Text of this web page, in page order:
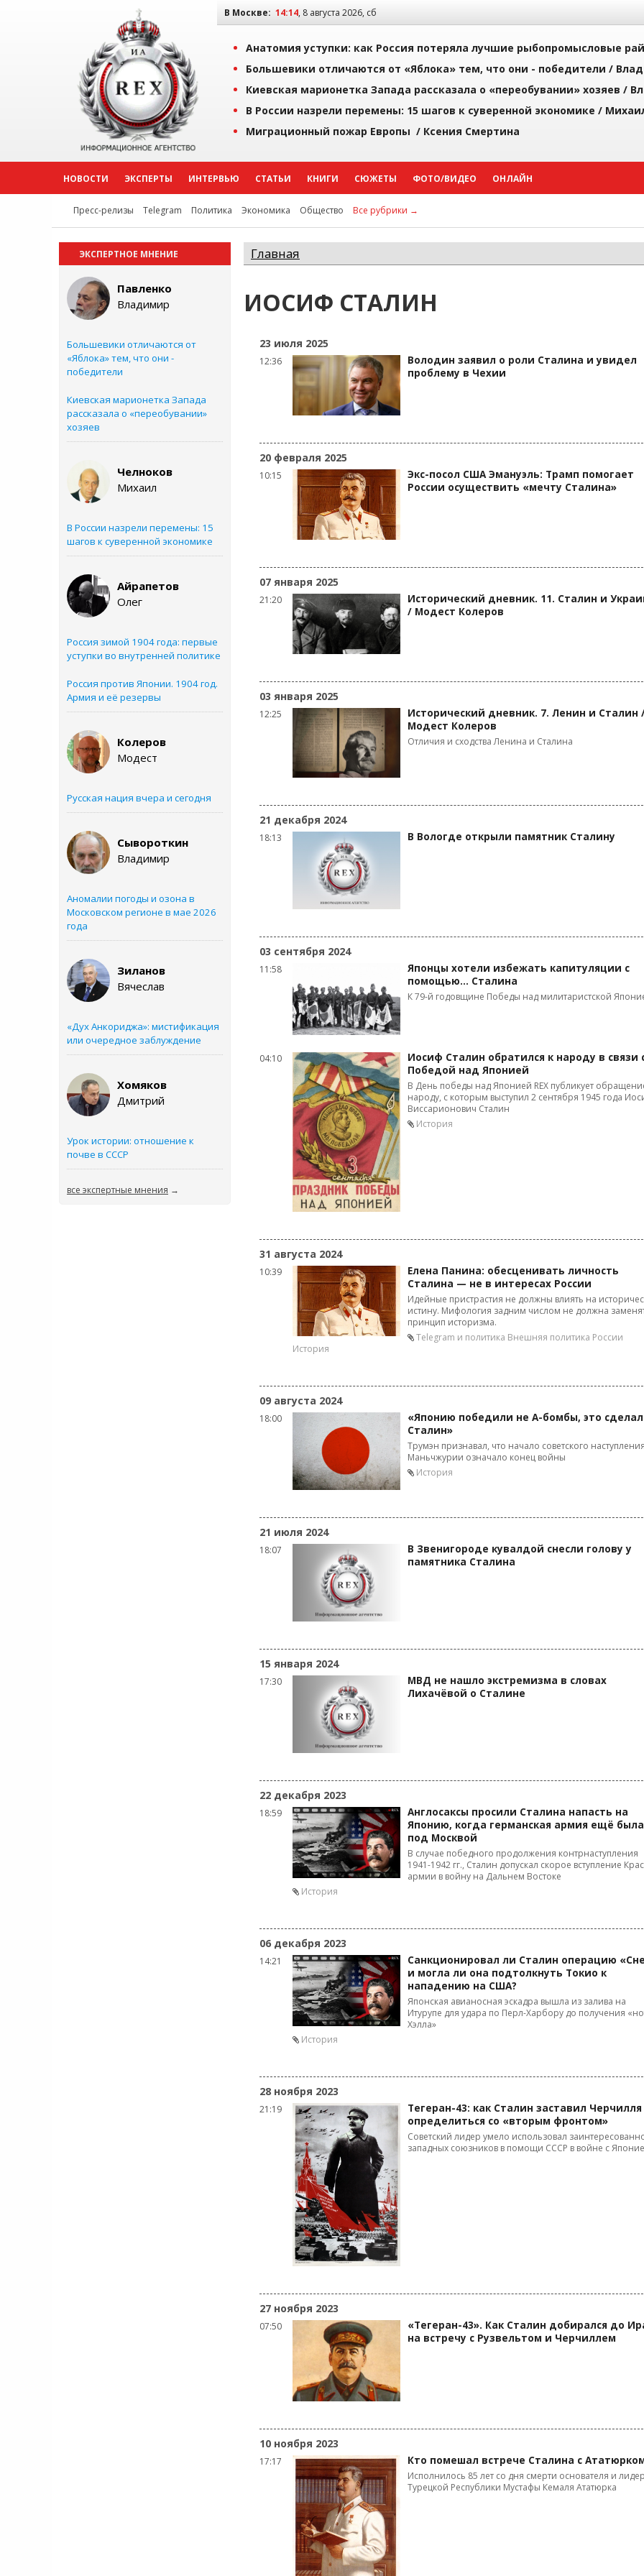
В Москве: 14:14, 8 августа 2026, сб
Анатомия уступки: как Россия потеряла лучшие рыбопромысловые
Большевики отличаются от «Яблока» тем, что они - победители /
Киевская марионетка Запада рассказала о «переобувании» хозяев /
В России назрели перемены: 15 шагов к суверенной экономике /
Миграционный пожар Европы / Ксения Смертина
НОВОСТИ ЭКСПЕРТЫ ИНТЕРВЬЮ СТАТЬИ КНИГИ СЮЖЕТЫ ФОТО/ВИДЕО ОНЛАЙН
Пресс-релизы Telegram Политика Экономика Общество Все рубрики →
ЭКСПЕРТНОЕ МНЕНИЕ
Павленко
Владимир
Большевики отличаются от
«Яблока» тем, что они -
победители
Киевская марионетка Запада
рассказала о «переобувании»
хозяев
Челноков
Михаил
В России назрели перемены: 15
шагов к суверенной экономике
Айрапетов
Олег
Россия зимой 1904 года: первые
уступки во внутренней политике
Россия против Японии. 1904 год.
Армия и её резервы
Колеров
Модест
Русская нация вчера и сегодня
Сывороткин
Владимир
Аномалии погоды и озона в
Московском регионе в мае 2026
года
Зиланов
Вячеслав
«Дух Анкориджа»: мистификация
или очередное заблуждение
Хомяков
Дмитрий
Урок истории: отношение к
почве в СССР
все экспертные мнения →
Главная
ИОСИФ СТАЛИН
23 июля 2025
12:36
Володин заявил о роли Сталина и увидел
проблему в Чехии
20 февраля 2025
10:15
Экс-посол США Эмануэль: Трамп помогает
России осуществить «мечту Сталина»
07 января 2025
21:20
Исторический дневник. 11. Сталин и
/ Модест Колеров
03 января 2025
12:25
Исторический дневник. 7. Ленин и Сталин
Модест Колеров
Отличия и сходства Ленина и Сталина
21 декабря 2024
18:13 В Вологде открыли памятник Сталину
03 сентября 2024
11:58
Японцы хотели избежать капитуляции с
помощью… Сталина
К 79-й годовщине Победы над милитаристской
04:10
Иосиф Сталин обратился к народу в связи
Победой над Японией
В День победы над Японией REX публикует
народу, с которым выступил 2 сентября 1945 года
Виссарионович Сталин
История
31 августа 2024
10:39
Елена Панина: обесценивать личность
Сталина — не в интересах России
Идейные пристрастия не должны влиять на
истину. Мифология задним числом не должна
принцип историзма.
Telegram и политика Внешняя политика России
История
09 августа 2024
18:00
«Японию победили не А-бомбы, это сделал
Сталин»
Трумэн признавал, что начало советского
Маньчжурии означало конец войны
История
21 июля 2024
18:07
В Звенигороде кувалдой снесли голову у
памятника Сталина
15 января 2024
17:30
МВД не нашло экстремизма в словах
Лихачёвой о Сталине
22 декабря 2023
18:59
Англосаксы просили Сталина напасть на
Японию, когда германская армия ещё была
под Москвой
В случае победного продолжения контрнаступления
1941-1942 гг., Сталин допускал скорое вступление
армии в войну на Дальнем Востоке
История
06 декабря 2023
14:21
Санкционировал ли Сталин операцию
и могла ли она подтолкнуть Токио к
нападению на США?
Японская авианосная эскадра вышла из залива на
Итурупе для удара по Перл-Харбору до получения
Хэлла»
История
28 ноября 2023
21:19
Тегеран-43: как Сталин заставил Черчилля
определиться со «вторым фронтом»
Советский лидер умело использовал
западных союзников в помощи СССР в войне с
27 ноября 2023
07:50
«Тегеран-43». Как Сталин добирался до
на встречу с Рузвельтом и Черчиллем
10 ноября 2023
17:17 Кто помешал встрече Сталина с
Исполнилось 85 лет со дня смерти основателя и
Турецкой Республики Мустафы Кемаля Ататюрка